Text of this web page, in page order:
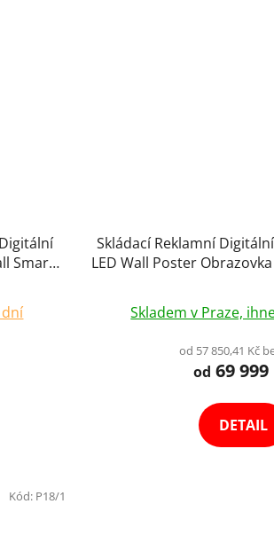
Smart
Skládací Reklamní
LED Wall Poster
Výběr
Skladem v Praze,
od 57 850,41 Kč
od 69 999
DETAIL
Kód: P18/1